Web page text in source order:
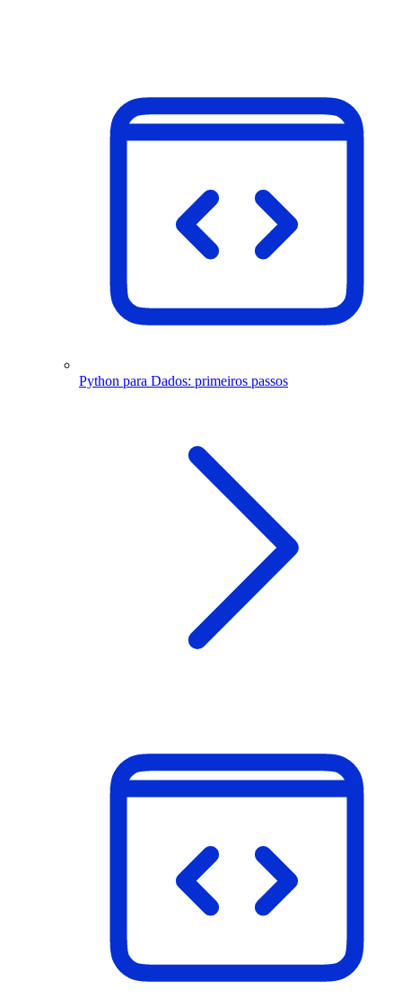
Python para Dados: primeiros passos